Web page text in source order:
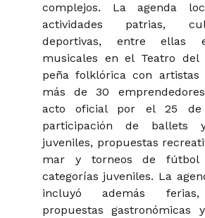
complejos. La agenda
actividades patrias,
deportivas, entre ellas
musicales en el Teatro del
peña folklórica con artistas
más de 30
acto oficial por el 25 de
participación de ballets
juveniles, propuestas
mar y torneos de fútbol
categorías juveniles. La
incluyó además ferias,
propuestas gastronómicas